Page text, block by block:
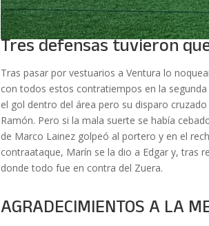
Tres defensas tuvieron
Tras pasar por vestuarios a Ventura lo
con todos estos contratiempos en la
el gol dentro del área pero su disparo
Ramón. Pero si la mala suerte se había
de Marco Lainez golpeó al portero y en el
contraataque, Marín se la dio a Edgar y, tras
donde todo fue en contra del Zuera.
AGRADECIMIENTOS A LA